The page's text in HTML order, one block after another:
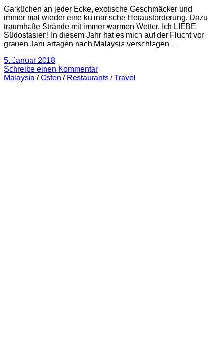
Garküchen an jeder Ecke, exotische Geschmäcker und
immer mal wieder eine kulinarische Herausforderung. Dazu
traumhafte Strände mit immer warmen Wetter. Ich LIEBE
Südostasien! In diesem Jahr hat es mich auf der Flucht vor
grauen Januartagen nach Malaysia verschlagen …
5. Januar 2018
Schreibe einen Kommentar
Malaysia /Osten / Restaurants /Travel